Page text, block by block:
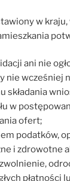
w
ani nie
nie wcześniej
składania
w
ofert;
podatków,
i zdrowotne
płatności